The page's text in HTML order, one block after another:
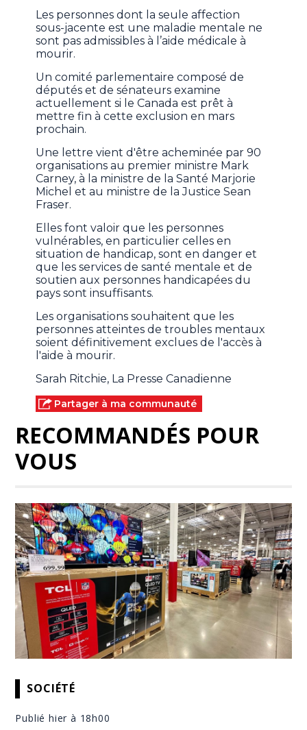
Les personnes dont la seule affection
sous-jacente est une maladie mentale ne
sont pas admissibles à l’aide médicale à
mourir.
Un comité parlementaire composé de
députés et de sénateurs examine
actuellement si le Canada est prêt à
mettre fin à cette exclusion en mars
prochain.
Une lettre vient d'être acheminée par 90
organisations au premier ministre Mark
Carney, à la ministre de la Santé Marjorie
Michel et au ministre de la Justice Sean
Fraser.
Elles font valoir que les personnes
vulnérables, en particulier celles en
situation de handicap, sont en danger et
que les services de santé mentale et de
soutien aux personnes handicapées du
pays sont insuffisants.
Les organisations souhaitent que les
personnes atteintes de troubles mentaux
soient définitivement exclues de l'accès à
l'aide à mourir.
Sarah Ritchie, La Presse Canadienne
Partager à ma communauté
RECOMMANDÉS POUR
VOUS
SOCIÉTÉ
Publié hier à 18h00